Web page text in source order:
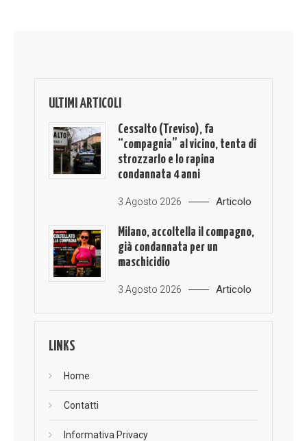
ULTIMI ARTICOLI
Cessalto (Treviso), fa
“compagnia” al vicino, tenta di
strozzarlo e lo rapina
condannata 4 anni
3 Agosto 2026 Articolo
Milano, accoltella il compagno,
già condannata per un
maschicidio
3 Agosto 2026 Articolo
LINKS
Home
Contatti
Informativa Privacy